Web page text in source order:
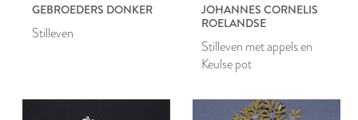
GEBROEDERS DONKER
Stilleven
JOHANNES CORNELIS
ROELANDSE
Stilleven met appels en
Keulse pot